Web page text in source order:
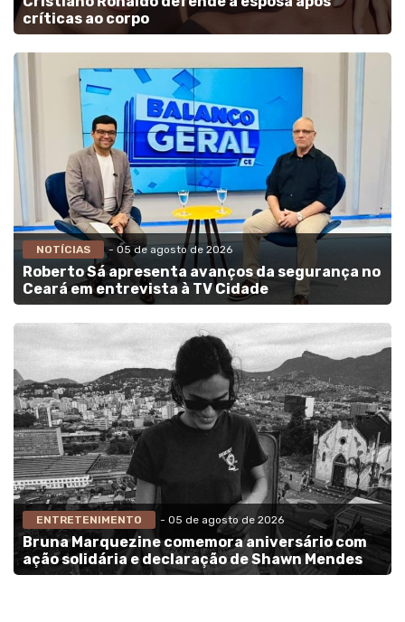
críticas ao corpo
NOTÍCIAS - 05 de agosto de 2026
Roberto Sá apresenta avanços da segurança no
Ceará em entrevista à TV Cidade
ENTRETENIMENTO - 05 de agosto de 2026
Bruna Marquezine comemora aniversário com
ação solidária e declaração de Shawn Mendes